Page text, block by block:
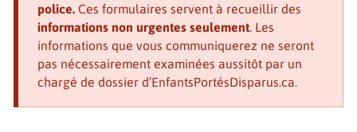
police.Ces formulaires servent à recueillir des
informations non urgentes seulement. Les
informations que vous communiquerez ne seront
pas nécessairement examinées aussitôt par un
chargé de dossier d’EnfantsPortésDisparus.ca.